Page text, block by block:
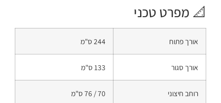
📐 מפרט טכני
אורך פתוח 244 ס"מ
אורך סגור 133 ס"מ
רוחב חיצוני 70 / 76 ס"מ